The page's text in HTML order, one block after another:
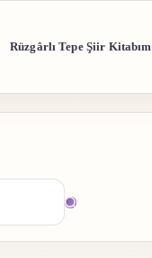
Rüzgârlı Tepe Şiir Kitabım